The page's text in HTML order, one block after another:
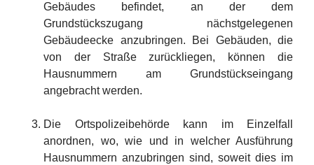
Gebäudes befindet, an der dem
Grundstückszugang nächstgelegenen
Gebäudeecke anzubringen. Bei Gebäuden, die
von der Straße zurückliegen, können die
Hausnummern am Grundstückseingang
angebracht werden.
Die Ortspolizeibehörde kann im Einzelfall
anordnen, wo, wie und in welcher Ausführung
Hausnummern anzubringen sind, soweit dies im